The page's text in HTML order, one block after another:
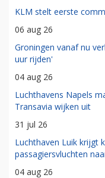
KLM stelt eerste
06 aug 26
Groningen vanaf nu
uur rijden'
04 aug 26
Luchthavens Napels
Transavia wijken uit
31 jul 26
Luchthaven Luik krijgt
passagiersvluchten
04 aug 26